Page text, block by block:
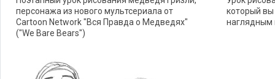
персонажа из нового мультсериала от
Cartoon Network "Вся Правда о Медведях"
("We Bare Bears")
который
наглядным